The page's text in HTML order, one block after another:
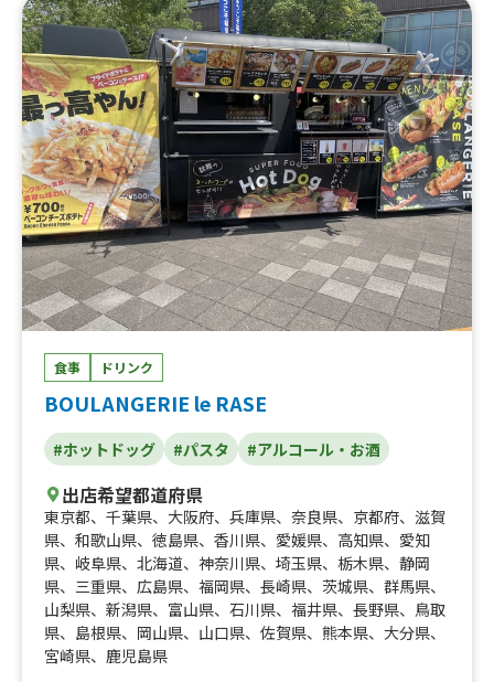
個入弁当、タルタル2個入弁当、タルタル南蛮3個入弁当、
タルタル南蛮4個入弁当、ミックス 2個入弁当(塩、醤油各1
個) 、ミックス 4個入弁当(塩、醤油各2個) 、学割ミックス
弁当、学生限定ご飯大盛無料 メガ盛50円引、学生限定お
弁当全品50円引き、ポテからセット、ポテトフライ、ポテ
トフライ大盛り、チーズボール4個入、パイナップルナタ
デココフレッシュジュース、キウイフルーツナタデココフ
レッシュジュース、パッションフルーツナタデココフレッ
シュジュース、ストロベリーナタデココフレッシュジュー
ス、レモンナタデココフレッシュジュース、ピンクグレー
プフルーツナタデココフレッシュジュース、パイン&パッ
ション&マンゴーナタデココフレッシュジュース、パイナ
ップル&パッションナタデココフレッシュジュース、かき
氷いちご、かき氷メロン、かき氷ブルーハワイ、かき氷抹
茶、かき氷マンゴー、かき氷エメラルドパイン、生ビー
ル、レモンサワー
食事 ドリンク
BOULANGERIE le RASE
#ホットドッグ #パスタ #アルコール・お酒
出店希望都道府県
東京都、 千葉県、 大阪府、 兵庫県、 奈良県、 京都府、 滋賀
県、 和歌山県、 徳島県、 香川県、 愛媛県、 高知県、 愛知
県、 岐阜県、 北海道、 神奈川県、 埼玉県、 栃木県、 静岡
県、 三重県、 広島県、 福岡県、 長崎県、 茨城県、 群馬県、
山梨県、 新潟県、 富山県、 石川県、 福井県、 長野県、 鳥取
県、 島根県、 岡山県、 山口県、 佐賀県、 熊本県、 大分県、
宮崎県、 鹿児島県